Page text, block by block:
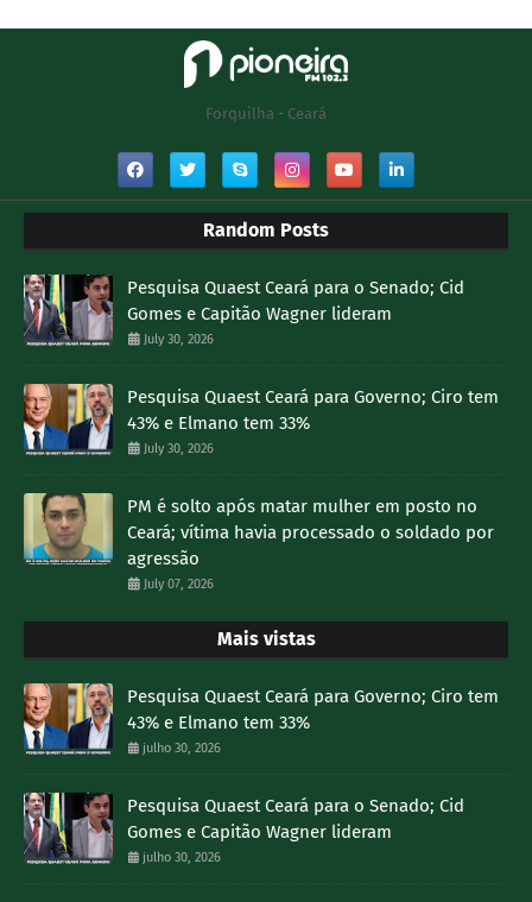
Forquilha - Ceará
Random Posts
Pesquisa Quaest Ceará para o Senado; Cid
Gomes e Capitão Wagner lideram
July 30, 2026
Pesquisa Quaest Ceará para Governo; Ciro tem
43% e Elmano tem 33%
July 30, 2026
PM é solto após matar mulher em posto no
Ceará; vítima havia processado o soldado por
agressão
July 07, 2026
Mais vistas
Pesquisa Quaest Ceará para Governo; Ciro tem
43% e Elmano tem 33%
julho 30, 2026
Pesquisa Quaest Ceará para o Senado; Cid
Gomes e Capitão Wagner lideram
julho 30, 2026